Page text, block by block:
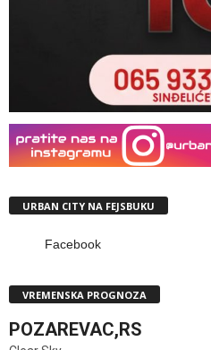
URBAN CITY NA FEJSBUKU
Facebook
VREMENSKA PROGNOZA
POZAREVAC,RS